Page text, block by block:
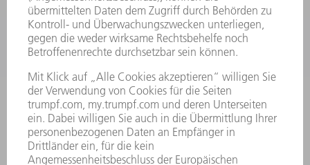
UNTERNEHMEN
KARRIERE
STELLENANGEBOTE
UNTERNEHMENSPROFIL
GESCHÄFTSBERICHT
UNTERNEHMENSGRUNDSÄTZE
COMPLIANCE
HINWEISGEBERSYSTEM
SECURITY
PRESSEMITTEILUNGEN
MAGAZINE